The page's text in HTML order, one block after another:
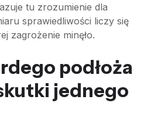
tu zrozumienie dla
sprawiedliwości liczy się
zagrożenie minęło.
podłoża
jednego